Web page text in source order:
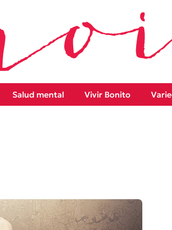
Salud mental Vivir Bonito